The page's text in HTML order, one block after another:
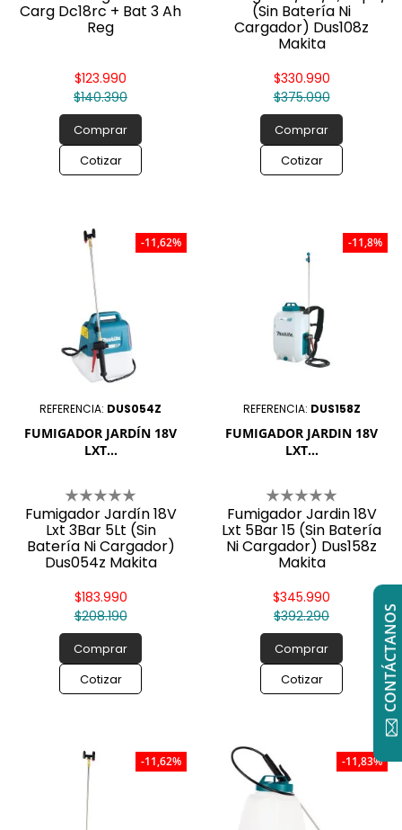
Carg Dc18rc + Bat 3 Ah
Reg
$140.390
$123.990
Comprar
Cotizar
(Sin Batería Ni
Cargador) Dus108z
Makita
$375.090
$330.990
Comprar
Cotizar
REFERENCIA: DUS054Z
FUMIGADOR JARDÍN 18V
LXT...
Fumigador Jardín 18V
Lxt 3Bar 5Lt (Sin
Batería Ni Cargador)
Dus054z Makita
$208.190
$183.990
Comprar
Cotizar
-11,62%
REFERENCIA: DUS158Z
FUMIGADOR JARDIN 18V
LXT...
Fumigador Jardin 18V
Lxt 5Bar 15 (Sin Batería
Ni Cargador) Dus158z
Makita
$392.290
$345.990
Comprar
Cotizar
-11,8%
-11,62% -11,83%
CONTÁCTANOS